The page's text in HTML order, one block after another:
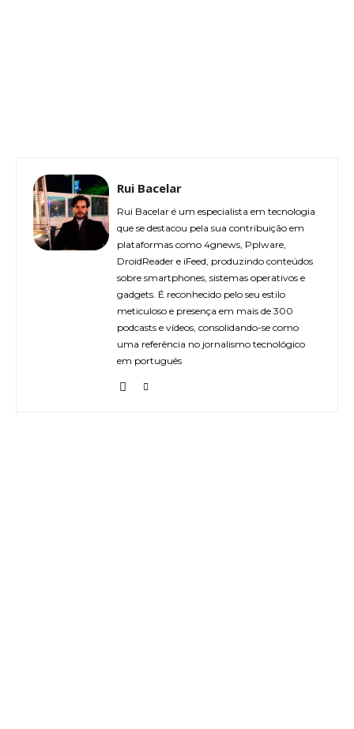
Rui Bacelar
Rui Bacelar é um especialista em tecnologia
que se destacou pela sua contribuição em
plataformas como 4gnews, Pplware,
DroidReader e iFeed, produzindo conteúdos
sobre smartphones, sistemas operativos e
gadgets. É reconhecido pelo seu estilo
meticuloso e presença em mais de 300
podcasts e vídeos, consolidando-se como
uma referência no jornalismo tecnológico
em português